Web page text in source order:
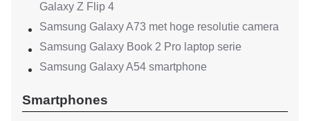
Galaxy Z Flip 4
Samsung Galaxy A73 met hoge resolutie camera
Samsung Galaxy Book 2 Pro laptop serie
Samsung Galaxy A54 smartphone
Smartphones